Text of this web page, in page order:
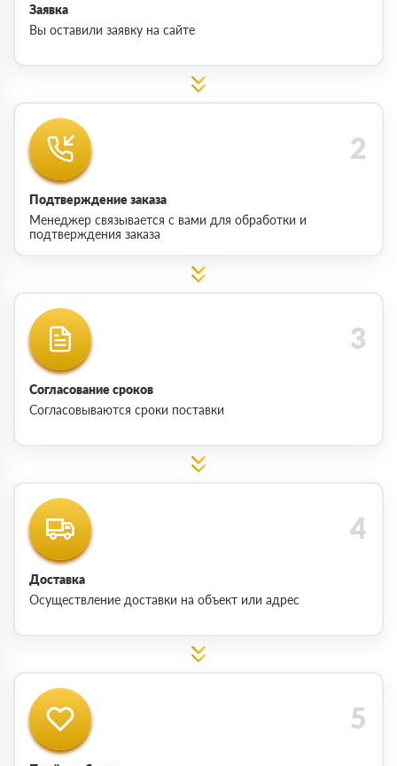
Заявка
Вы оставили заявку на сайте
Подтверждение заказа
Менеджер связывается с вами для обработки и
подтверждения заказа
Согласование сроков
Согласовываются сроки поставки
Доставка
Осуществление доставки на объект или адрес